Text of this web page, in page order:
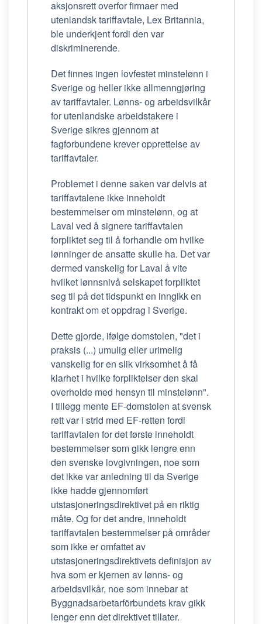
aksjonsrett overfor firmaer med
utenlandsk tariffavtale, Lex Britannia,
ble underkjent fordi den var
diskriminerende.
Det finnes ingen lovfestet minstelønn i
Sverige og heller ikke allmenngjøring
av tariffavtaler. Lønns- og arbeidsvilkår
for utenlandske arbeidstakere i
Sverige sikres gjennom at
fagforbundene krever opprettelse av
tariffavtaler.
Problemet i denne saken var delvis at
tariffavtalene ikke inneholdt
bestemmelser om minstelønn, og at
Laval ved å signere tariffavtalen
forpliktet seg til å forhandle om hvilke
lønninger de ansatte skulle ha. Det var
dermed vanskelig for Laval å vite
hvilket lønnsnivå selskapet forpliktet
seg til på det tidspunkt en inngikk en
kontrakt om et oppdrag i Sverige.
Dette gjorde, ifølge domstolen, "det i
praksis (...) umulig eller urimelig
vanskelig for en slik virksomhet å få
klarhet i hvilke forpliktelser den skal
overholde med hensyn til minstelønn".
I tillegg mente EF-domstolen at svensk
rett var i strid med EF-retten fordi
tariffavtalen for det første inneholdt
bestemmelser som gikk lengre enn
den svenske lovgivningen, noe som
det ikke var anledning til da Sverige
ikke hadde gjennomført
utstasjoneringsdirektivet på en riktig
måte. Og for det andre, inneholdt
tariffavtalen bestemmelser på områder
som ikke er omfattet av
utstasjoneringsdirektivets definisjon av
hva som er kjernen av lønns- og
arbeidsvilkår, noe som innebar at
Byggnadsarbetarförbundets krav gikk
lenger enn det direktivet tillater.